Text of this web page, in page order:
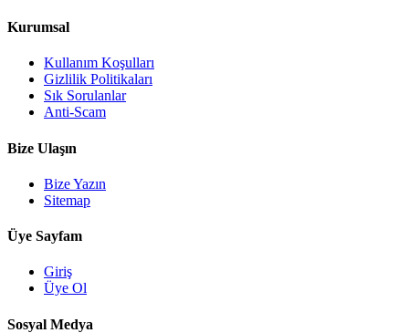
Kurumsal
Kullanım Koşulları
Gizlilik Politikaları
Sık Sorulanlar
Anti-Scam
Bize Ulaşın
Bize Yazın
Sitemap
Üye Sayfam
Giriş
Üye Ol
Sosyal Medya